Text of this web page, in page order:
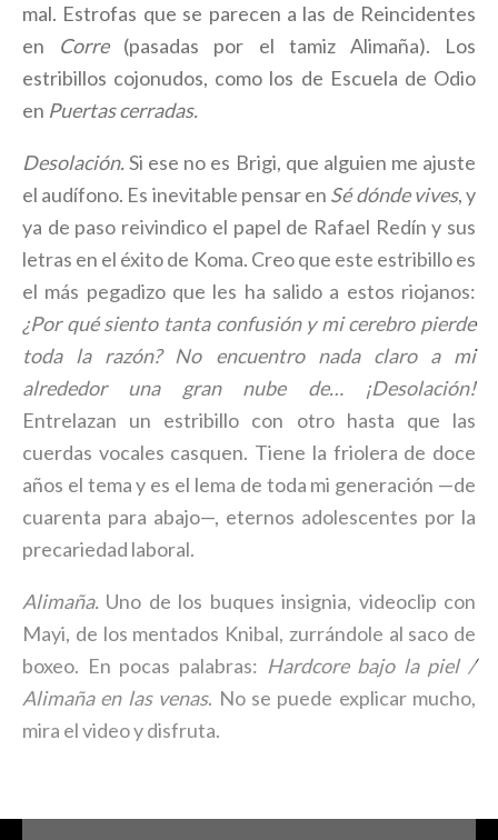
mal. Estrofas que se parecen a las de Reincidentes
en Corre(pasadas por el tamiz Alimaña). Los
estribillos cojonudos, como los de Escuela de Odio
en Puertas cerradas.
Desolación.Si ese no es Brigi, que alguien me ajuste
el audífono. Es inevitable pensar en Sé dónde vives, y
ya de paso reivindico el papel de Rafael Redín y sus
letras en el éxito de Koma. Creo que este estribillo es
el más pegadizo que les ha salido a estos riojanos:
¿Por qué siento tanta confusión y mi cerebro pierde
toda la razón? No encuentro nada claro a mi
alrededor una gran nube de… ¡Desolación!
Entrelazan un estribillo con otro hasta que las
cuerdas vocales casquen. Tiene la friolera de doce
años el tema y es el lema de toda mi generación —de
cuarenta para abajo—, eternos adolescentes por la
precariedad laboral.
Alimaña. Uno de los buques insignia, videoclip con
Mayi, de los mentados Knibal, zurrándole al saco de
boxeo. En pocas palabras: Hardcore bajo la piel /
Alimaña en las venas. No se puede explicar mucho,
mira el video y disfruta.